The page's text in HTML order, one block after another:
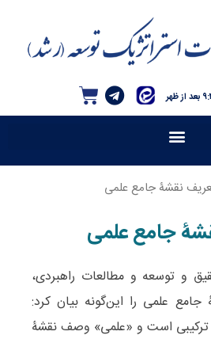
ظهر
نقشۀ جامع علمی
جامع علمی
و توسعه و مطالعات راهبردی،
علمی را این‌گونه بیان کرد:
ترکیبی است و «علمی» وصف نقشۀ